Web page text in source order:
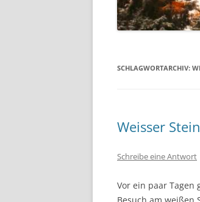
SCHLAGWORTARCHIV:
Weisser
Schreibe eine Antwort
Vor ein paar Tagen